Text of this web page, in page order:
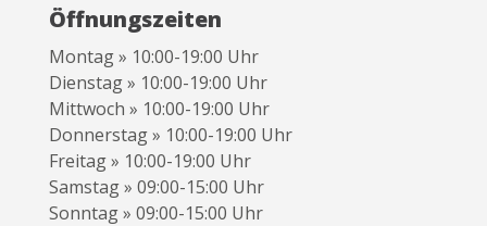
Öffnungszeiten
Montag » 10:00-19:00 Uhr
Dienstag » 10:00-19:00 Uhr
Mittwoch » 10:00-19:00 Uhr
Donnerstag » 10:00-19:00 Uhr
Freitag » 10:00-19:00 Uhr
Samstag » 09:00-15:00 Uhr
Sonntag » 09:00-15:00 Uhr